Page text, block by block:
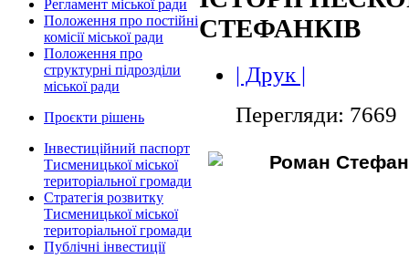
Регламент міської ради
Положення про постійні
комісії міської ради
Положення про
структурні підрозділи
міської ради
Проєкти рішень
Інвестиційний паспорт
Тисменицької міської
територіальної громади
Стратегія розвитку
Тисменицької міської
територіальної громади
Публічні інвестиції
СТЕФАНКІВ
| Друк |
Перегляди: 7669